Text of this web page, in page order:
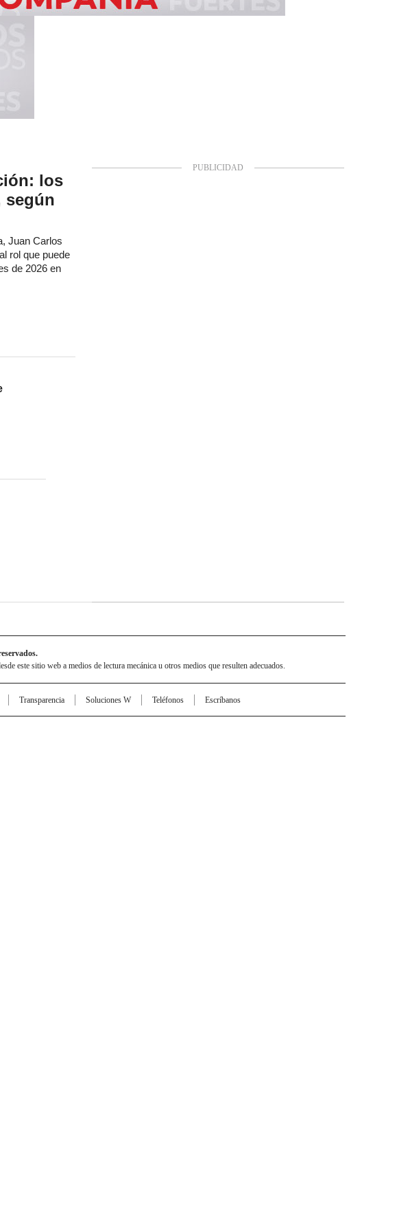
los
según
Juan Carlos
rol que puede
de 2026 en
este sitio web a medios de lectura mecánica u otros medios que resulten adecuados.
Transparencia Soluciones W Teléfonos Escríbanos